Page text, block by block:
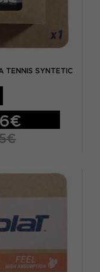
TENNIS SYNTETIC